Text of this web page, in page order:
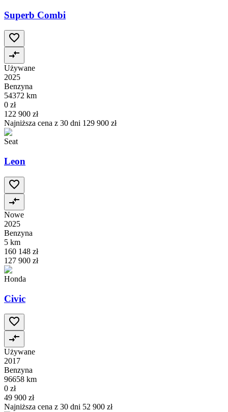
Superb Combi
Używane
2025
Benzyna
54372 km
0 zł
122 900 zł
Najniższa cena z 30 dni 129 900 zł
Seat
Leon
Nowe
2025
Benzyna
5 km
160 148 zł
127 900 zł
Honda
Civic
Używane
2017
Benzyna
96658 km
0 zł
49 900 zł
Najniższa cena z 30 dni 52 900 zł